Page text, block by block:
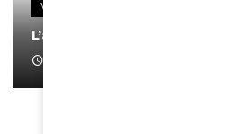
VIDEOS
L’artiste Yoan s’exprime